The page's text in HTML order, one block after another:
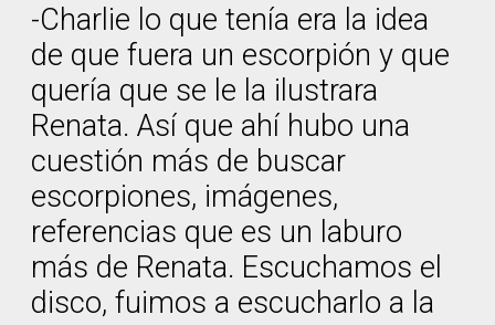
-Charlie lo que tenía era la idea
de que fuera un escorpión y que
quería que se le la ilustrara
Renata. Así que ahí hubo una
cuestión más de buscar
escorpiones, imágenes,
referencias que es un laburo
más de Renata. Escuchamos el
disco, fuimos a escucharlo a la